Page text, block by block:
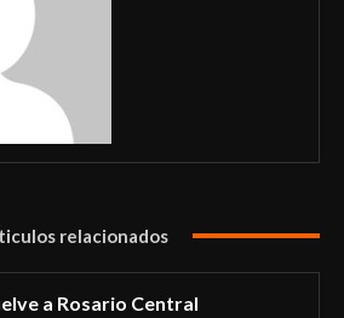
relacionados
a Rosario Central